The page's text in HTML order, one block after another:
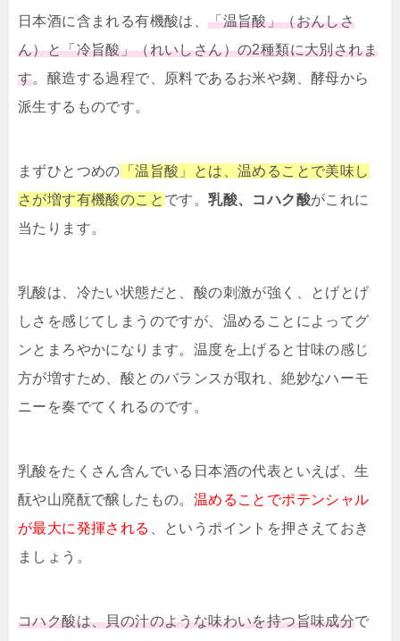
日本酒に含まれる有機酸は、「温旨酸」（おんしさ
ん）と「冷旨酸」（れいしさん）の2種類に大別されま
す。醸造する過程で、原料であるお米や麹、酵母から
派生するものです。
まずひとつめの 「温旨酸」とは、温めることで美味し
さが増す有機酸のこと です。乳酸、コハク酸がこれに
当たります。
乳酸は、冷たい状態だと、酸の刺激が強く、とげとげ
しさを感じてしまうのですが、温めることによってグ
ンとまろやかになります。温度を上げると甘味の感じ
方が増すため、酸とのバランスが取れ、絶妙なハーモ
ニーを奏でてくれるのです。
乳酸をたくさん含んでいる日本酒の代表といえば、生
酛や山廃酛で醸したもの。 温めることでポテンシャル
が最大に発揮される
、というポイントを押さえておき
ましょう。
コハク酸は、貝の汁のような味わいを持つ旨味成分で